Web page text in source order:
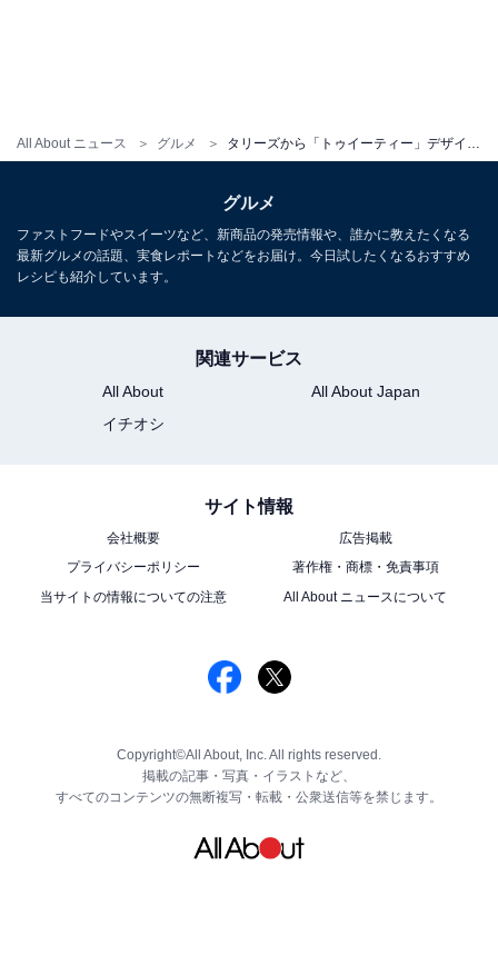
All About ニュース グルメ タリーズから「トゥイーティー」デザインの限定商品が登場！ 色鮮やかなドリンクなどが7月5日から
キャラメルポップコーン＆プレッツェル
キャラメルフレーバーのポップコーンと、塩味の効いた
にもぴったりです。
※ドリンク・フードの価格は店内飲食時の価格です。テ
グルメ
ファストフードやスイーツなど、新商品の発売情報や、誰かに教えたくなる
最新グルメの話題、実食レポートなどをお届け。今日試したくなるおすすめ
レシピも紹介しています。
関連サービス
All About
All About Japan
イチオシ
サイト情報
会社概要
広告掲載
プライバシーポリシー
著作権・商標・免責事項
当サイトの情報についての注意
All About ニュースについて
Copyright©All About, Inc. All rights reserved.
掲載の記事・写真・イラストなど、
すべてのコンテンツの無断複写・転載・公衆送信等を禁じます。